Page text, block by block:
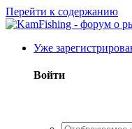
Перейти к содержанию
Уже
Войти